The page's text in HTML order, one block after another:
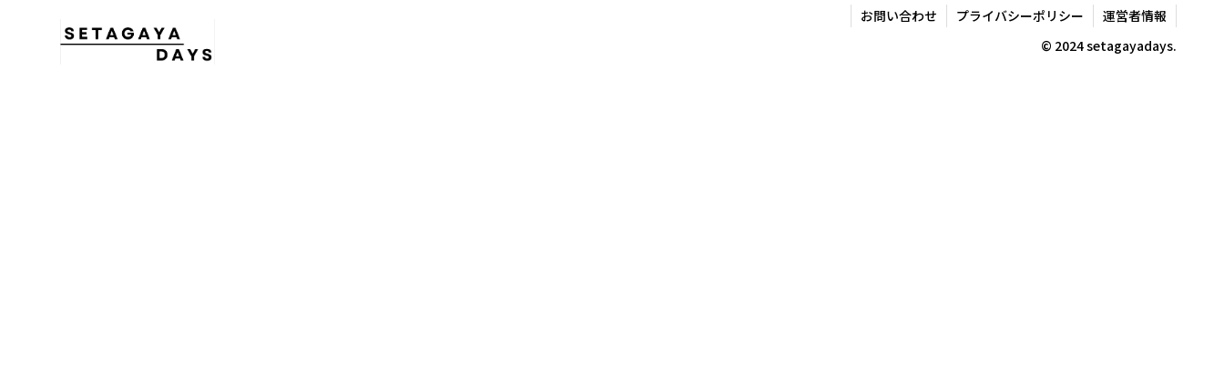
お問い合わせ プライバシーポリシー
運営者情報
© 2024 setagayadays.